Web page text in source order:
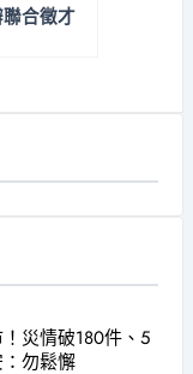
合徵才
災情破180件、5
勿鬆懈